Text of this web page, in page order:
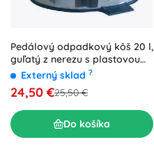
Pedálový odpadkový kôš 20 l,
guľatý z nerezu s plastovou
vložkou
Externý sklad ?
24,50 €25,50 €
Do košíka